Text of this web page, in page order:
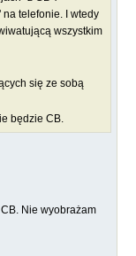
na telefonie. I wtedy
wszystkim
się ze sobą
będzie CB.
Nie wyobrażam